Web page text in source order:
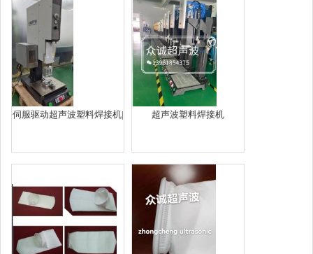
伺服驱动超声波塑料焊接机|
超声波塑料焊接机